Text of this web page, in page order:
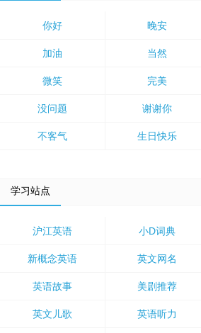
你好 晚安
加油 当然
微笑 完美
没问题 谢谢你
不客气 生日快乐
学习站点
沪江英语 小D词典
新概念英语 英文网名
英语故事 美剧推荐
英文儿歌 英语听力